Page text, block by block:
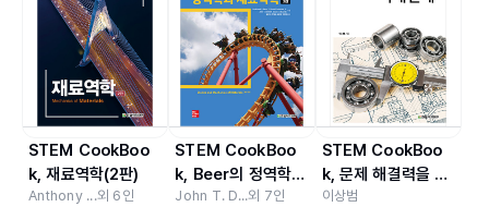
4.1 박판금속 공정의 개요
4.2 절단 공정
4.3 굽힘 공정
4.4 딥드로잉 공정
CHAPTER 05 절삭가공
STEM CookBoo
k, 재료역학(2판)
Anthony ...외 6 인
STEM CookBoo
k, Beer의 정역학과
재료역학(3판)
John T. D...외 7인
STEM CookBoo
k, 문제 해결력을 키
우는 기계설계
이상범